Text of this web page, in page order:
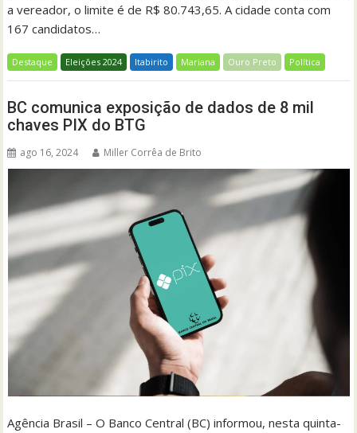
a vereador, o limite é de R$ 80.743,65. A cidade conta com
167 candidatos…
Destaque Eleições 2024 Itabirito Mariana Ouro Preto Política
BC comunica exposição de dados de 8 mil
chaves PIX do BTG
ago 16, 2024 Miller Corrêa de Brito
Agência Brasil – O Banco Central (BC) informou, nesta quinta-